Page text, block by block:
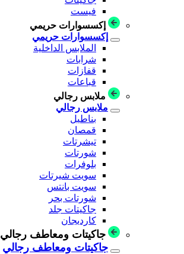
فيست
إكسسوارات حريمي
إكسسوارات حريمي
الملابس الداخلية
شرابات
قفازات
قباعات
ملابس رجالي
ملابس رجالي
بناطيل
قمصان
تيشرتات
شورتات
بلوفرات
سويت شيرتات
سويت بانتس
شورتات بحر
جاكيتات جلد
كارديجان
جاكيتات ومعاطف رجالي
جاكيتات ومعاطف رجالي